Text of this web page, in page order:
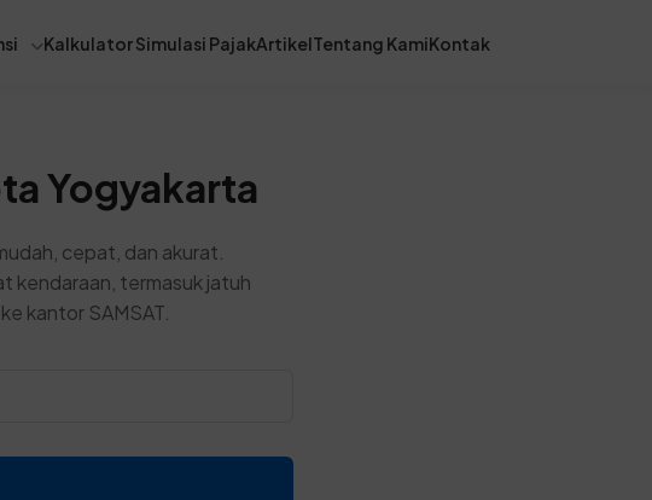
Kalkulator Simulasi PajakArtikelTentang KamiKontak
Yogyakarta
cepat, dan akurat.
kendaraan, termasuk jatuh
kantor SAMSAT.